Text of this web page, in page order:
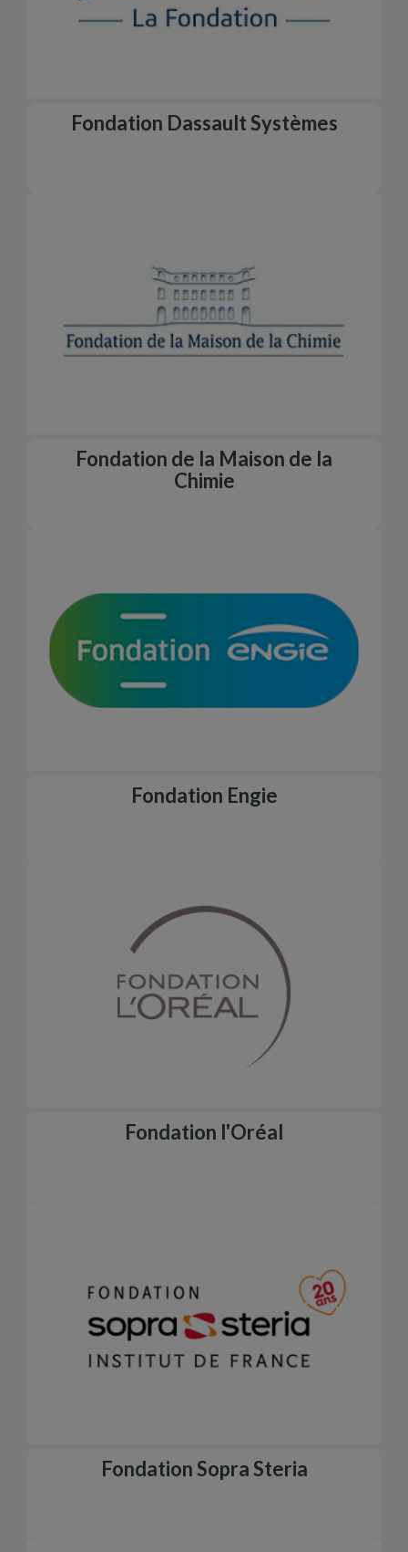
Fondation Dassault Systèmes
Fondation de la Maison de la
Chimie
Fondation Engie
Fondation l'Oréal
Fondation Sopra Steria